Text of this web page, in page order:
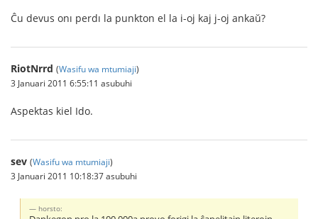
Ĉu devus onı perdı la punkton el la i-oj kaj j-oj ankaŭ?
RiotNrrd (Wasifu wa mtumiaji)
3 Januari 2011 6:55:11 asubuhi
Aspektas kiel Ido.
sev (Wasifu wa mtumiaji)
3 Januari 2011 10:18:37 asubuhi
horsto: